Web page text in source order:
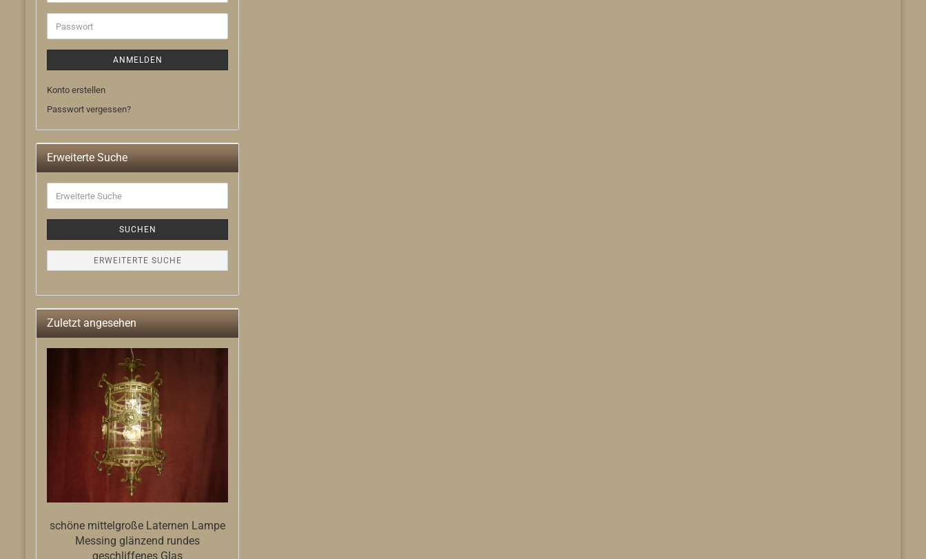
Adresse
Passwort
ANMELDEN
Konto erstellen
Passwort vergessen?
Erweiterte Suche
Suche
SUCHEN
ERWEITERTE SUCHE
Zuletzt angesehen
schöne mittelgroße Laternen Lampe
Messing glänzend rundes
geschliffenes Glas